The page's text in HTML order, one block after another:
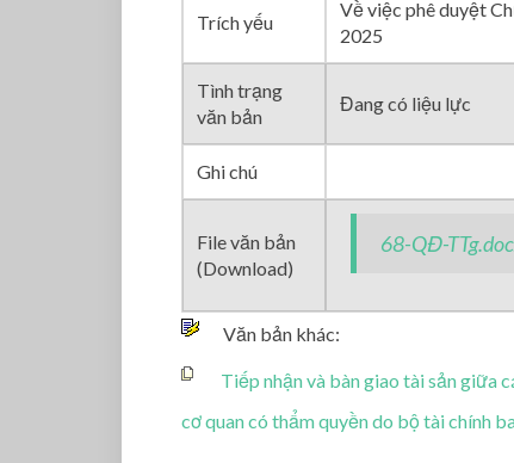
Trích yếu
Về việc phê duyệt
2025
Tình trạng
văn bản
Đang có liệu lực
Ghi chú
File văn bản
(Download)
68-QĐ-
Văn bản khác:
Tiếp nhận và bàn giao tài sản giữa
cơ quan có thẩm quyền do bộ tài chính